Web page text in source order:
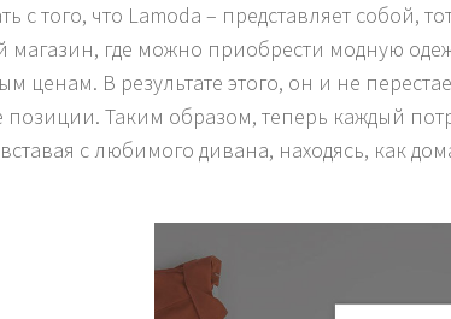
с того, что Lamoda – представляет
магазин, где можно приобрести модную
ценам. В результате этого, он и не
Таким образом, теперь каждый
с любимого дивана, находясь, как